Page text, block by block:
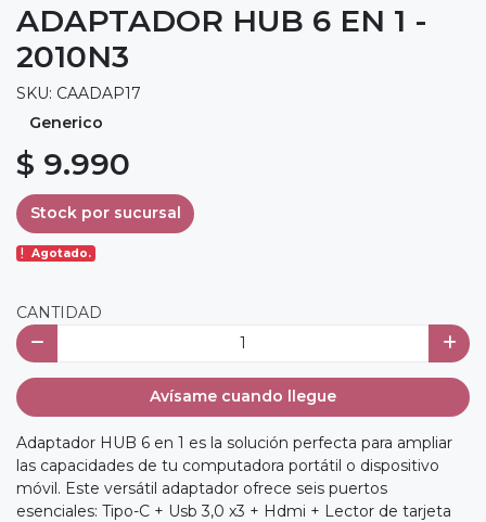
ADAPTADOR HUB 6 EN 1 -
2010N3
SKU: CAADAP17
Generico
$ 9.990
Stock por sucursal
Agotado.
CANTIDAD
Avísame cuando llegue
Adaptador HUB 6 en 1 es la solución perfecta para ampliar
las capacidades de tu computadora portátil o dispositivo
móvil. Este versátil adaptador ofrece seis puertos
esenciales: Tipo-C + Usb 3,0 x3 + Hdmi + Lector de tarjeta